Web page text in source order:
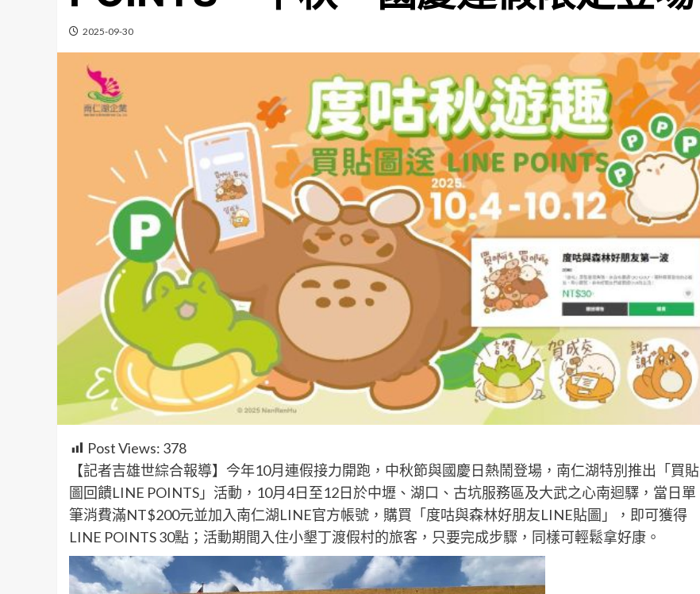
2025-09-30
Post Views: 378
【記者吉雄世綜合報導】今年10月連假接力開跑，中秋節與國慶日熱鬧登場，南仁湖特別推出「買貼
圖回饋LINE POINTS」活動，10月4日至12日於中壢、湖口、古坑服務區及大武之心南迴驛，當日單
筆消費滿NT$200元並加入南仁湖LINE官方帳號，購買「度咕與森林好朋友LINE貼圖」，即可獲得
LINE POINTS 30點；活動期間入住小墾丁渡假村的旅客，只要完成步驟，同樣可輕鬆拿好康。